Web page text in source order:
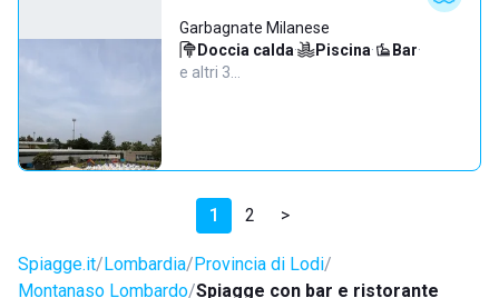
Garbagnate Milanese
Doccia calda· Piscina· Bar·
e altri 3…
1 2 >
Spiagge.it Lombardia Provincia di Lodi
Montanaso Lombardo Spiagge con bar e ristorante